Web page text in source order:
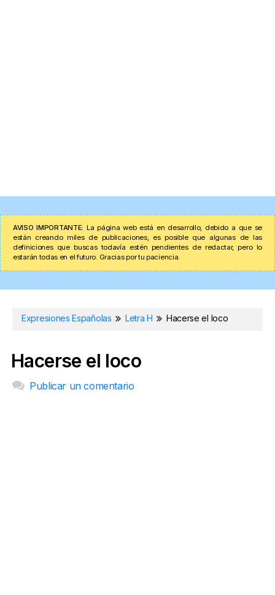
AVISO IMPORTANTE: La página web está en desarrollo, debido a que se
están creando miles de publicaciones, es posible que algunas de las
definiciones que buscas todavía estén pendientes de redactar, pero lo
estarán todas en el futuro. Gracias por tu paciencia.
Expresiones Españolas Letra H Hacerse el loco
Hacerse el loco
Publicar un comentario